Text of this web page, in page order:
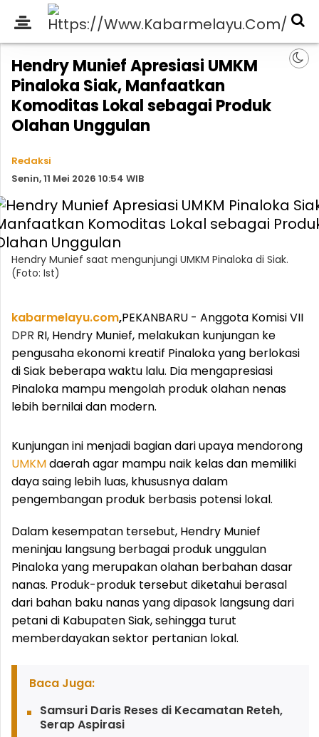
Hendry Munief Apresiasi UMKM
Pinaloka Siak, Manfaatkan
Komoditas Lokal sebagai Produk
Olahan Unggulan
Redaksi
Senin, 11 Mei 2026 10:54 WIB
Hendry Munief saat mengunjungi UMKM Pinaloka di Siak.
(Foto: Ist)
kabarmelayu.com,PEKANBARU - Anggota Komisi VII
DPR RI, Hendry Munief, melakukan kunjungan ke
pengusaha ekonomi kreatif Pinaloka yang berlokasi
di Siak beberapa waktu lalu. Dia mengapresiasi
Pinaloka mampu mengolah produk olahan nenas
lebih bernilai dan modern.
Kunjungan ini menjadi bagian dari upaya mendorong
UMKMdaerah agar mampu naik kelas dan memiliki
daya saing lebih luas, khususnya dalam
pengembangan produk berbasis potensi lokal.
Dalam kesempatan tersebut, Hendry Munief
meninjau langsung berbagai produk unggulan
Pinaloka yang merupakan olahan berbahan dasar
nanas. Produk-produk tersebut diketahui berasal
dari bahan baku nanas yang dipasok langsung dari
petani di Kabupaten Siak, sehingga turut
memberdayakan sektor pertanian lokal.
Baca Juga:
Samsuri Daris Reses di Kecamatan Reteh,
Serap Aspirasi